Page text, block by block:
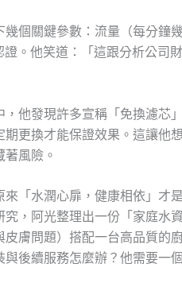
幾個關鍵參數：流量（每分鐘
。他笑道：「這跟分析公司
，他發現許多宣稱「免換濾芯
期更換才能保證效果。這讓
風險。
來「水潤心扉，健康相依」才
究，阿光整理出一份「家庭水
皮膚問題）搭配一台高品質
與後續服務怎麼辦？他需要一